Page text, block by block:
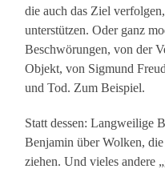
die auch das Ziel
unterstützen. Oder ganz
Beschwörungen, von der
Objekt, von Sigmund
und Tod. Zum Beispiel.
Statt dessen: Langweilige
Benjamin über Wolken,
ziehen. Und vieles andere